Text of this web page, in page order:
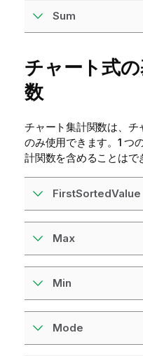
Sum
チャート式
数
チャート集計関数は、チ
のみ使用できます。1 つ
計関数を含めることはで
FirstSortedValue
Max
Min
Mode